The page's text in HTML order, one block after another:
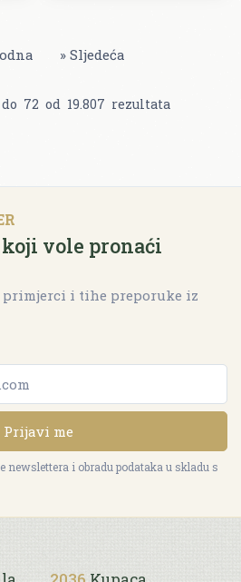
» Sljedeća
do 72 od 19.807 rezultata
vole pronaći
i tihe preporuke iz
Prijavi me
newslettera i obradu podataka u skladu s